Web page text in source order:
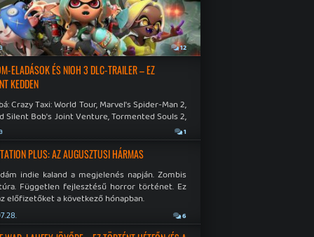
12
ELADÁSOK ÉS NIOH 3 DLC-TRAILER – EZ
KEDDEN
Crazy Taxi: World Tour, Marvel's Spider-Man 2,
Silent Bob's Joint Venture, Tormented Souls 2,
Room in Hell, Slain 2: The Beast Within.
1
PLUS: AZ AUGUSZTUSI HÁRMAS
indie kaland a megjelenés napján. Zombis
Független fejlesztésű horror történet. Ez
előfizetőket a következő hónapban.
6